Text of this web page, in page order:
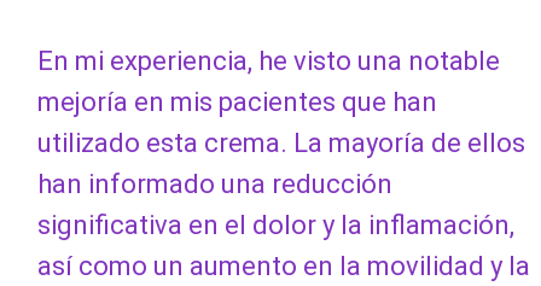
En mi experiencia, he visto una notable
mejoría en mis pacientes que han
utilizado esta crema. La mayoría de ellos
han informado una reducción
significativa en el dolor y la inflamación,
así como un aumento en la movilidad y la